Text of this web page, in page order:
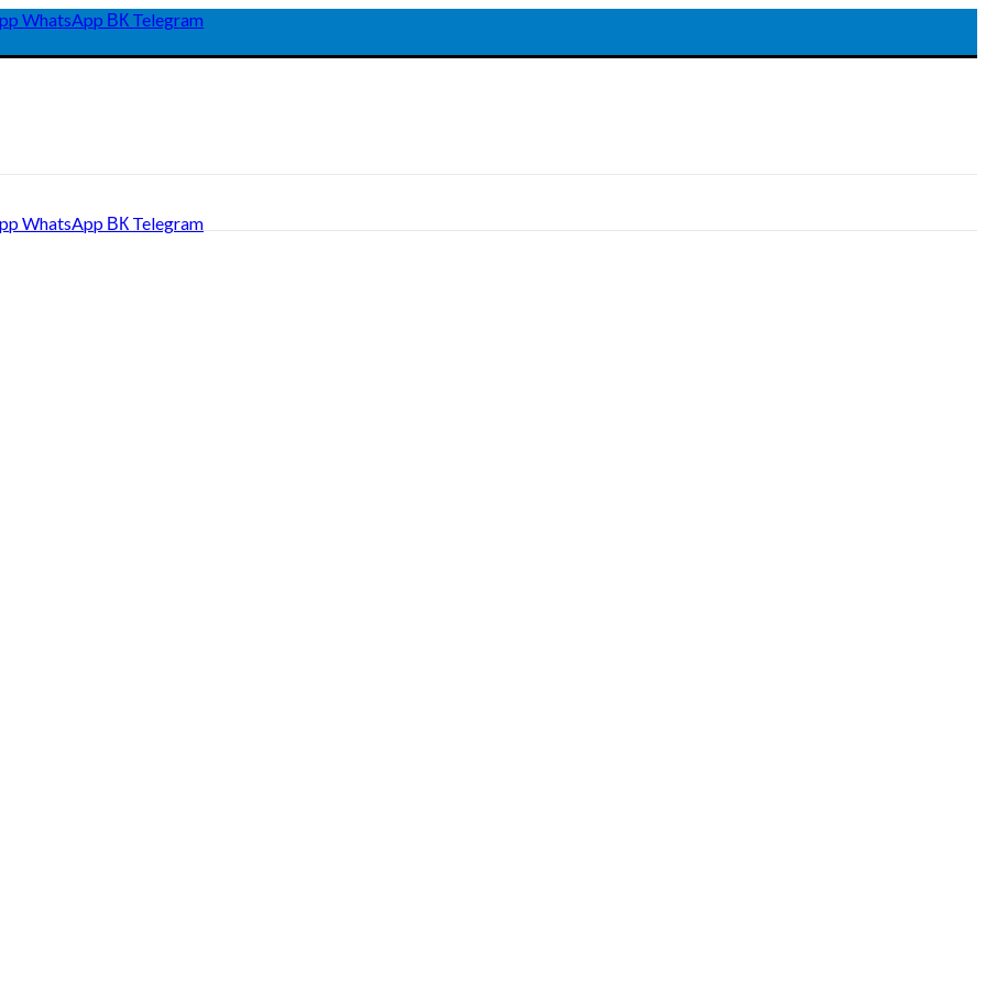
WhatsApp ВК Telegram
WhatsApp ВК Telegram